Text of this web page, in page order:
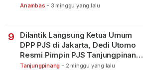
Anambas - 3 minggu yang lalu
9
Dilantik Langsung Ketua Umum
DPP PJS di Jakarta, Dedi Utomo
Resmi Pimpin PJS Tanjungpinang-
Bintan
Tanjungpinang - 2 minggu yang lalu